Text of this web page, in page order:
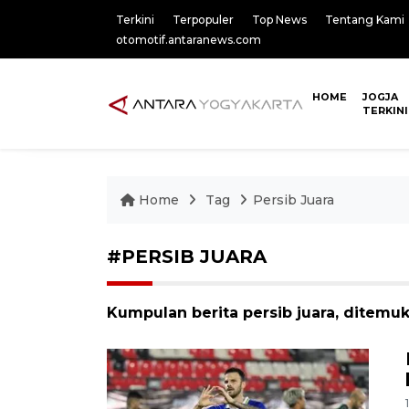
Terkini Terpopuler Top News
Tentang Kami
otomotif.antaranews.com
HOME
JOGJA
TERKINI
Home Tag Persib Juara
#PERSIB JUARA
Kumpulan berita persib juara,